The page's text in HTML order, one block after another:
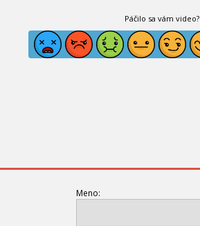
Páčilo sa vám video?
Meno: